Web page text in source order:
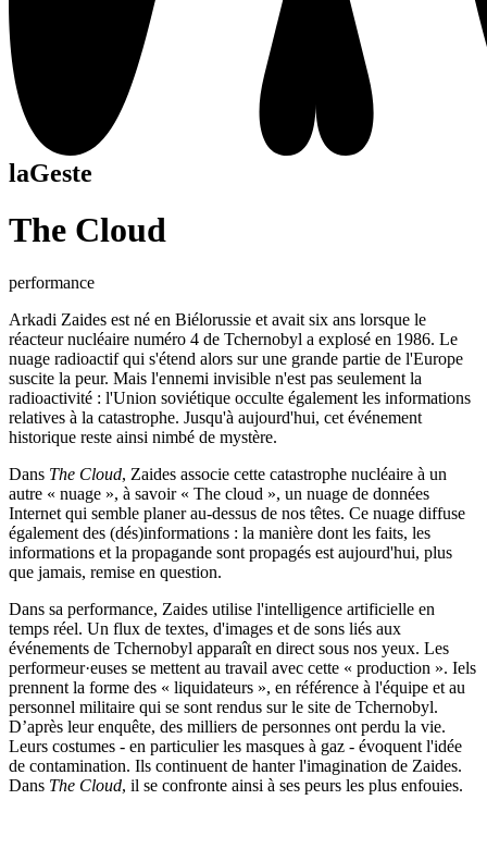
laGeste
The Cloud
performance
Arkadi Zaides est né en Biélorussie et avait six ans lorsque le
réacteur nucléaire numéro 4 de Tchernobyl a explosé en 1986. Le
nuage radioactif qui s'étend alors sur une grande partie de l'Europe
suscite la peur. Mais l'ennemi invisible n'est pas seulement la
radioactivité : l'Union soviétique occulte également les informations
relatives à la catastrophe. Jusqu'à aujourd'hui, cet événement
historique reste ainsi nimbé de mystère.
Dans The Cloud, Zaides associe cette catastrophe nucléaire à un
autre « nuage », à savoir « The cloud », un nuage de données
Internet qui semble planer au-dessus de nos têtes. Ce nuage diffuse
également des (dés)informations : la manière dont les faits, les
informations et la propagande sont propagés est aujourd'hui, plus
que jamais, remise en question.
Dans sa performance, Zaides utilise l'intelligence artificielle en
temps réel. Un flux de textes, d'images et de sons liés aux
événements de Tchernobyl apparaît en direct sous nos yeux. Les
performeur·euses se mettent au travail avec cette « production ». Iels
prennent la forme des « liquidateurs », en référence à l'équipe et au
personnel militaire qui se sont rendus sur le site de Tchernobyl.
D’après leur enquête, des milliers de personnes ont perdu la vie.
Leurs costumes - en particulier les masques à gaz - évoquent l'idée
de contamination. Ils continuent de hanter l'imagination de Zaides.
Dans The Cloud, il se confronte ainsi à ses peurs les plus enfouies.